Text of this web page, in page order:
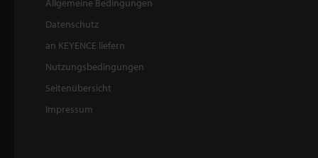
Allgemeine Bedingungen
Datenschutz
an KEYENCE liefern
Nutzungsbedingungen
Seitenübersicht
Impressum